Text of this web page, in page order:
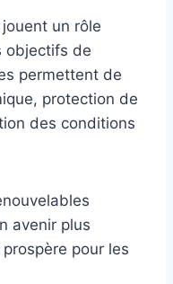
un rôle
objectifs de
permettent de
protection de
des conditions
avenir plus
pour les